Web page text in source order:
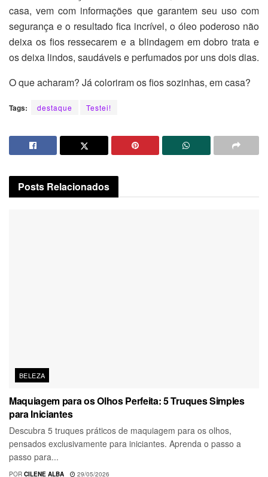
casa, vem com informações que garantem seu uso com
segurança e o resultado fica incrível, o óleo poderoso não
deixa os fios ressecarem e a blindagem em dobro trata e
os deixa lindos, saudáveis e perfumados por uns dois dias.
O que acharam? Já coloriram os fios sozinhas, em casa?
Tags: destaque Testei!
Posts Relacionados
BELEZA
Maquiagem para os Olhos Perfeita: 5 Truques Simples
para Iniciantes
Descubra 5 truques práticos de maquiagem para os olhos,
pensados exclusivamente para iniciantes. Aprenda o passo a
passo para...
POR CILENE ALBA 29/05/2026